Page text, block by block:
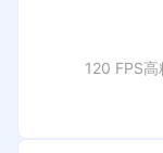
120 FPS